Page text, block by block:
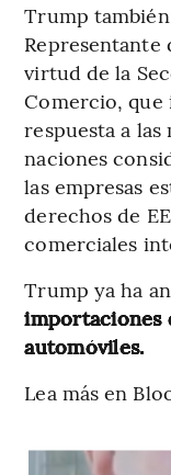
Trump
Representante
virtud de la
Comercio, que
respuesta a
naciones
las empresas
derechos de
comerciales
Trump ya ha
importaciones
automóviles.
Lea más en